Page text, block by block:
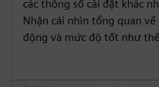
các thông số cài đặt khác
Nhận cái nhìn tổng quan
động và mức độ tốt như